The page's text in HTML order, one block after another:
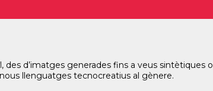
des d’imatges generades fins a veus sintètiques o
llenguatges tecnocreatius al gènere.